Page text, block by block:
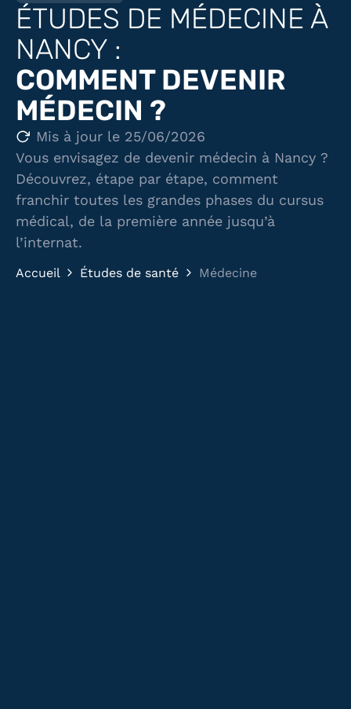
ÉTUDES DE MÉDECINE À
NANCY :
COMMENT DEVENIR
MÉDECIN ?
Mis à jour le 25/06/2026
Vous envisagez de devenir médecin à Nancy ?
Découvrez, étape par étape, comment
franchir toutes les grandes phases du cursus
médical, de la première année jusqu’à
l’internat.
Accueil Études de santé Médecine